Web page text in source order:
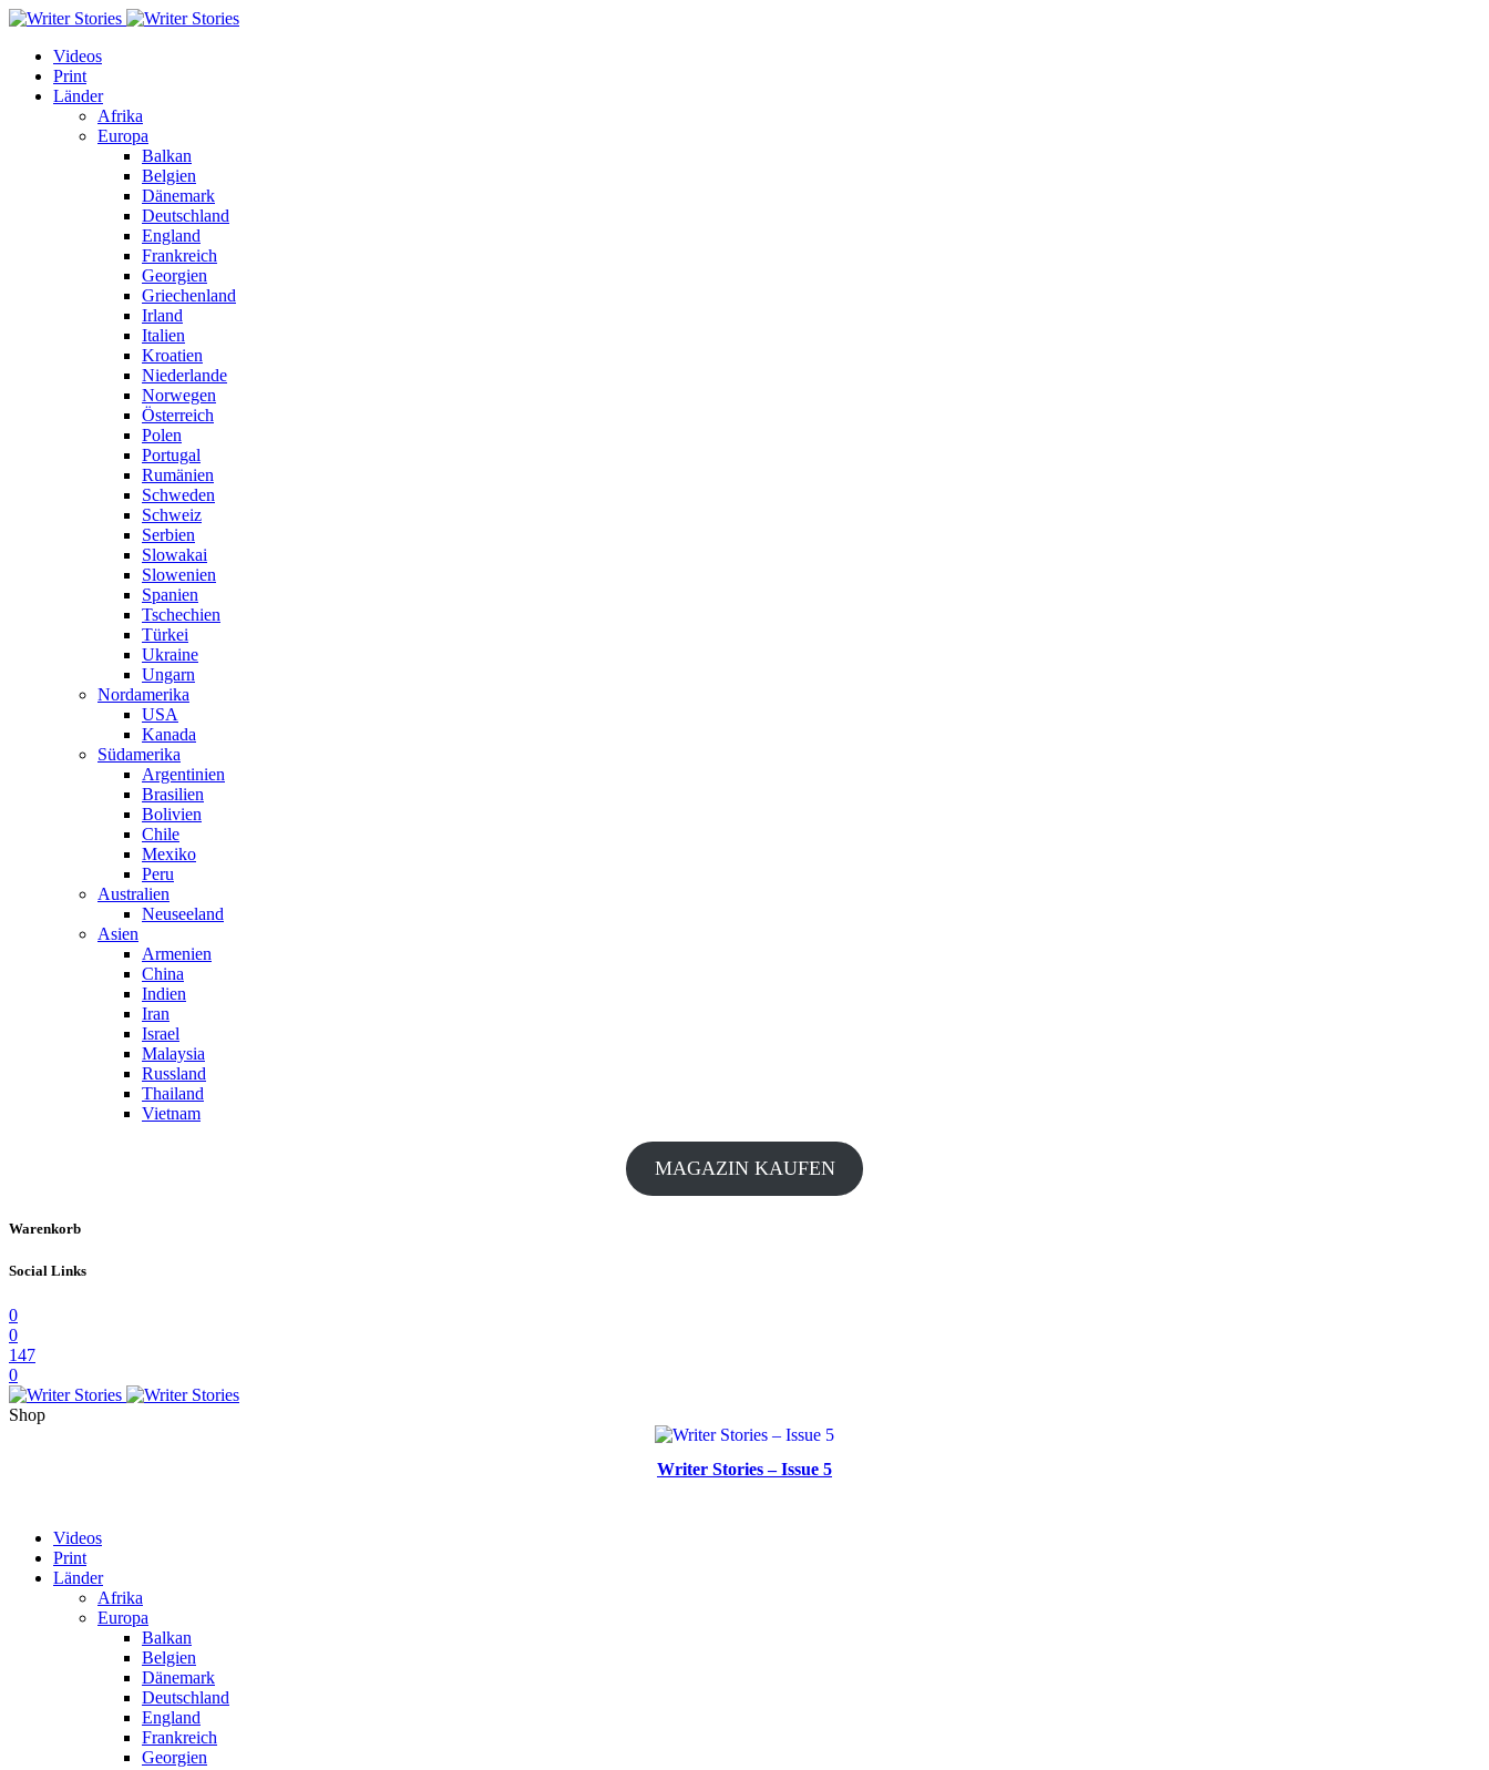
Videos
Print
Länder
Afrika
Europa
Balkan
Belgien
Dänemark
Deutschland
England
Frankreich
Georgien
Griechenland
Irland
Italien
Kroatien
Niederlande
Norwegen
Österreich
Polen
Portugal
Rumänien
Schweden
Schweiz
Serbien
Slowakai
Slowenien
Spanien
Tschechien
Türkei
Ukraine
Ungarn
Nordamerika
USA
Kanada
Südamerika
Argentinien
Brasilien
Bolivien
Chile
Mexiko
Peru
Australien
Neuseeland
Asien
Armenien
China
Indien
Iran
Israel
Malaysia
Russland
Thailand
Vietnam
MAGAZIN KAUFEN
Warenkorb
Social Links
0
0
147
0
Shop
Writer Stories – Issue 5
Videos
Print
Länder
Afrika
Europa
Balkan
Belgien
Dänemark
Deutschland
England
Frankreich
Georgien